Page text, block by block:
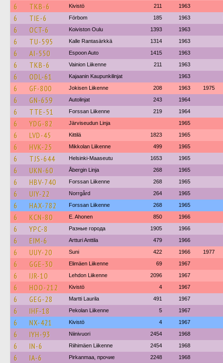
6 TKB-6 Kivistö 211 1963
6 TIE-6 Förbom 185 1963
6 OCT-6 Koiviston Oulu 1393 1963
6 TU-595 Kalle Rantasärkkä 1314 1963
6 AI-550 Espoon Auto 1415 1963
6 TKB-6 Vainion Liikenne 211 1963
6 ODL-61 Kajaanin Kaupunkilinjat 1963
6 GF-800 Jokisen Liikenne 208 1963 1975
6 GN-659 Autolinjat 243 1964
6 TTE-51 Forssan Liikenne 219 1964
6 YDG-82 Järviseudun Linja 1965
6 LVD-45 Kittilä 1823 1965
6 HVK-25 Mikkolan Liikenne 499 1965
6 TJS-644 Helsinki-Maaseutu 1653 1965
6 UKN-60 Åbergin Linja 268 1965
6 HBV-740 Forssan Liikenne 268 1965
6 UIY-22 Norrgård 264 1965
6 HAX-782 Forssan Liikenne 268 1965
6 KCN-80 E. Ahonen 850 1966
6 YPC-8 Разные города 1905 1966
6 EIM-6 Artturi Anttila 479 1966
6 UUY-20 Suni 422 1966 1977
6 GGE-30 Elimäen Liikenne 69 1967
6 IJR-10 Lehdon Liikenne 2096 1967
6 HOO-212 Kivistö 4 1967
6 GEG-28 Martti Laurila 491 1967
6 IHF-18 Pekolan Liikenne 5 1967
6 NX-421 Kivistö 4 1967
6 IYH-93 Niinivuori 2454 1968
6 IN-6 Riihimäen Liikenne 2454 1968
6 IA-6 Pirkanmaa, прочие 2248 1968